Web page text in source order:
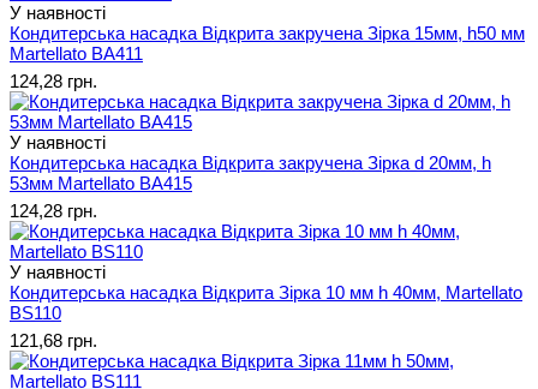
У наявності
Кондитерська насадка Відкрита закручена Зірка 15мм, h50 мм
Martellato BA411
124,28 грн.
У наявності
Кондитерська насадка Відкрита закручена Зірка d 20мм, h
53мм Martellato BA415
124,28 грн.
У наявності
Кондитерська насадка Відкрита Зірка 10 мм h 40мм, Martellato
BS110
121,68 грн.